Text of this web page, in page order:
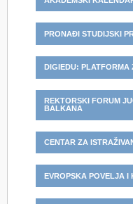
PRONAĐI STUDIJSKI
DIGIEDU: PLATFORMA
REKTORSKI FORUM
BALKANA
CENTAR ZA
EVROPSKA POVELJA I